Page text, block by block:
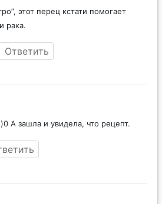
этот перец кстати помогает
рака.
Ответить
А зашла и увидела, что рецепт.